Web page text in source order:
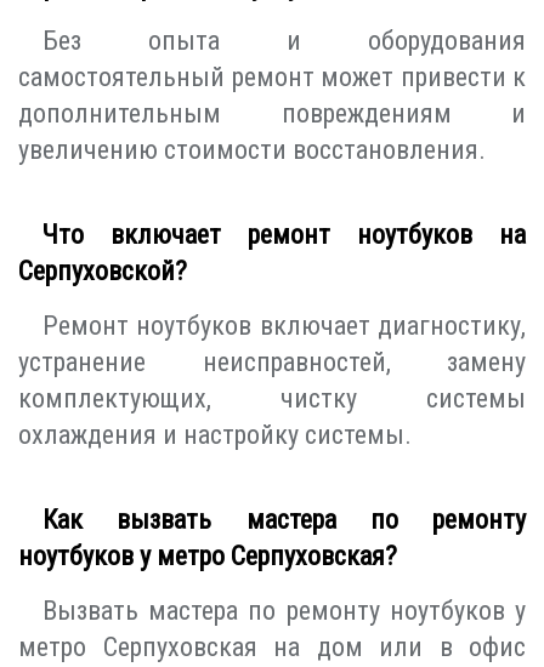
Без опыта и оборудования
самостоятельный ремонт может привести к
дополнительным повреждениям и
увеличению стоимости восстановления.
Что включает ремонт ноутбуков на
Серпуховской?
Ремонт ноутбуков включает диагностику,
устранение неисправностей, замену
комплектующих, чистку системы
охлаждения и настройку системы.
Как вызвать мастера по ремонту
ноутбуков у метро Серпуховская?
Вызвать мастера по ремонту ноутбуков у
метро Серпуховская на дом или в офис